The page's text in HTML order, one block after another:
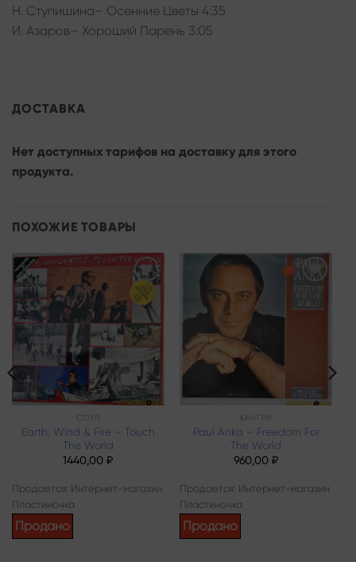
Н. Ступишина– Осенние Цветы 4:35
И. Азаров– Хороший Парень 3:05
ДОСТАВКА
Нет доступных тарифов на доставку для этого
продукта.
ПОХОЖИЕ ТОВАРЫ
Add to
wishlist
Earth, Wind & Fire – Touch
The World
1440,00₽
Продается: Интернет-магазин
Пластиночка
Продано
Add to
КАНТРИ
Paul Anka – Freedom For
The World
960,00₽
Продается: Интернет-магазин
Пластиночка
Продано